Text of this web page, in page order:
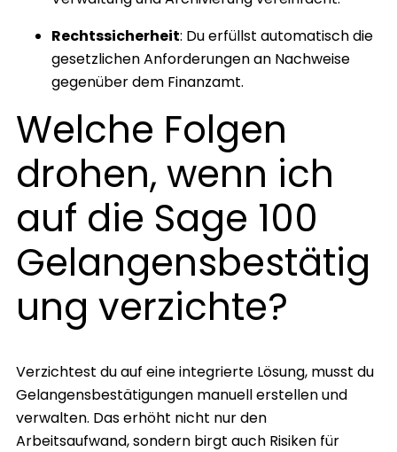
Rechtssicherheit: Du erfüllst automatisch die
gesetzlichen Anforderungen an Nachweise
gegenüber dem Finanzamt.
Welche Folgen
drohen, wenn ich
auf die Sage 100
Gelangensbestätig
ung verzichte?
Verzichtest du auf eine integrierte Lösung, musst du
Gelangensbestätigungen manuell erstellen und
verwalten. Das erhöht nicht nur den
Arbeitsaufwand, sondern birgt auch Risiken für